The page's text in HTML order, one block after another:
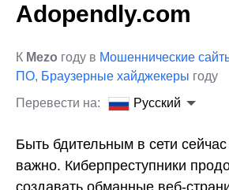
Adopendly.com
К Mezo году в Мошеннические
ПО, Браузерные хайджекеры году
Перевести на:
Русский
Быть бдительным в сети сейчас
важно. Киберпреступники
создавать обманные веб-